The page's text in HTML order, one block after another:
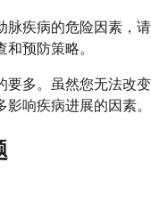
脉疾病的危险因素，请
预防策略。
要多。虽然您无法改变
响疾病进展的因素。